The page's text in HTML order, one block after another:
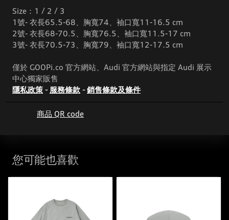
Size：1 / 2 / 3
1號- 衣長65.5-68、胸寬74、袖口寬11-16.5 cm
2號- 衣長68-70.5、胸寬76.5、袖口寬11.5-17 cm
3號- 衣長70.5-73、胸寬79、袖口寬12-17.5 cm
僅於 GOOPi.co 官方網站、Audi 官方網站與指定 Audi 展示
中心獨家販售
隱私政策 - 服務條款 -銷售條款及條件
商品 QR code
您可能也喜歡